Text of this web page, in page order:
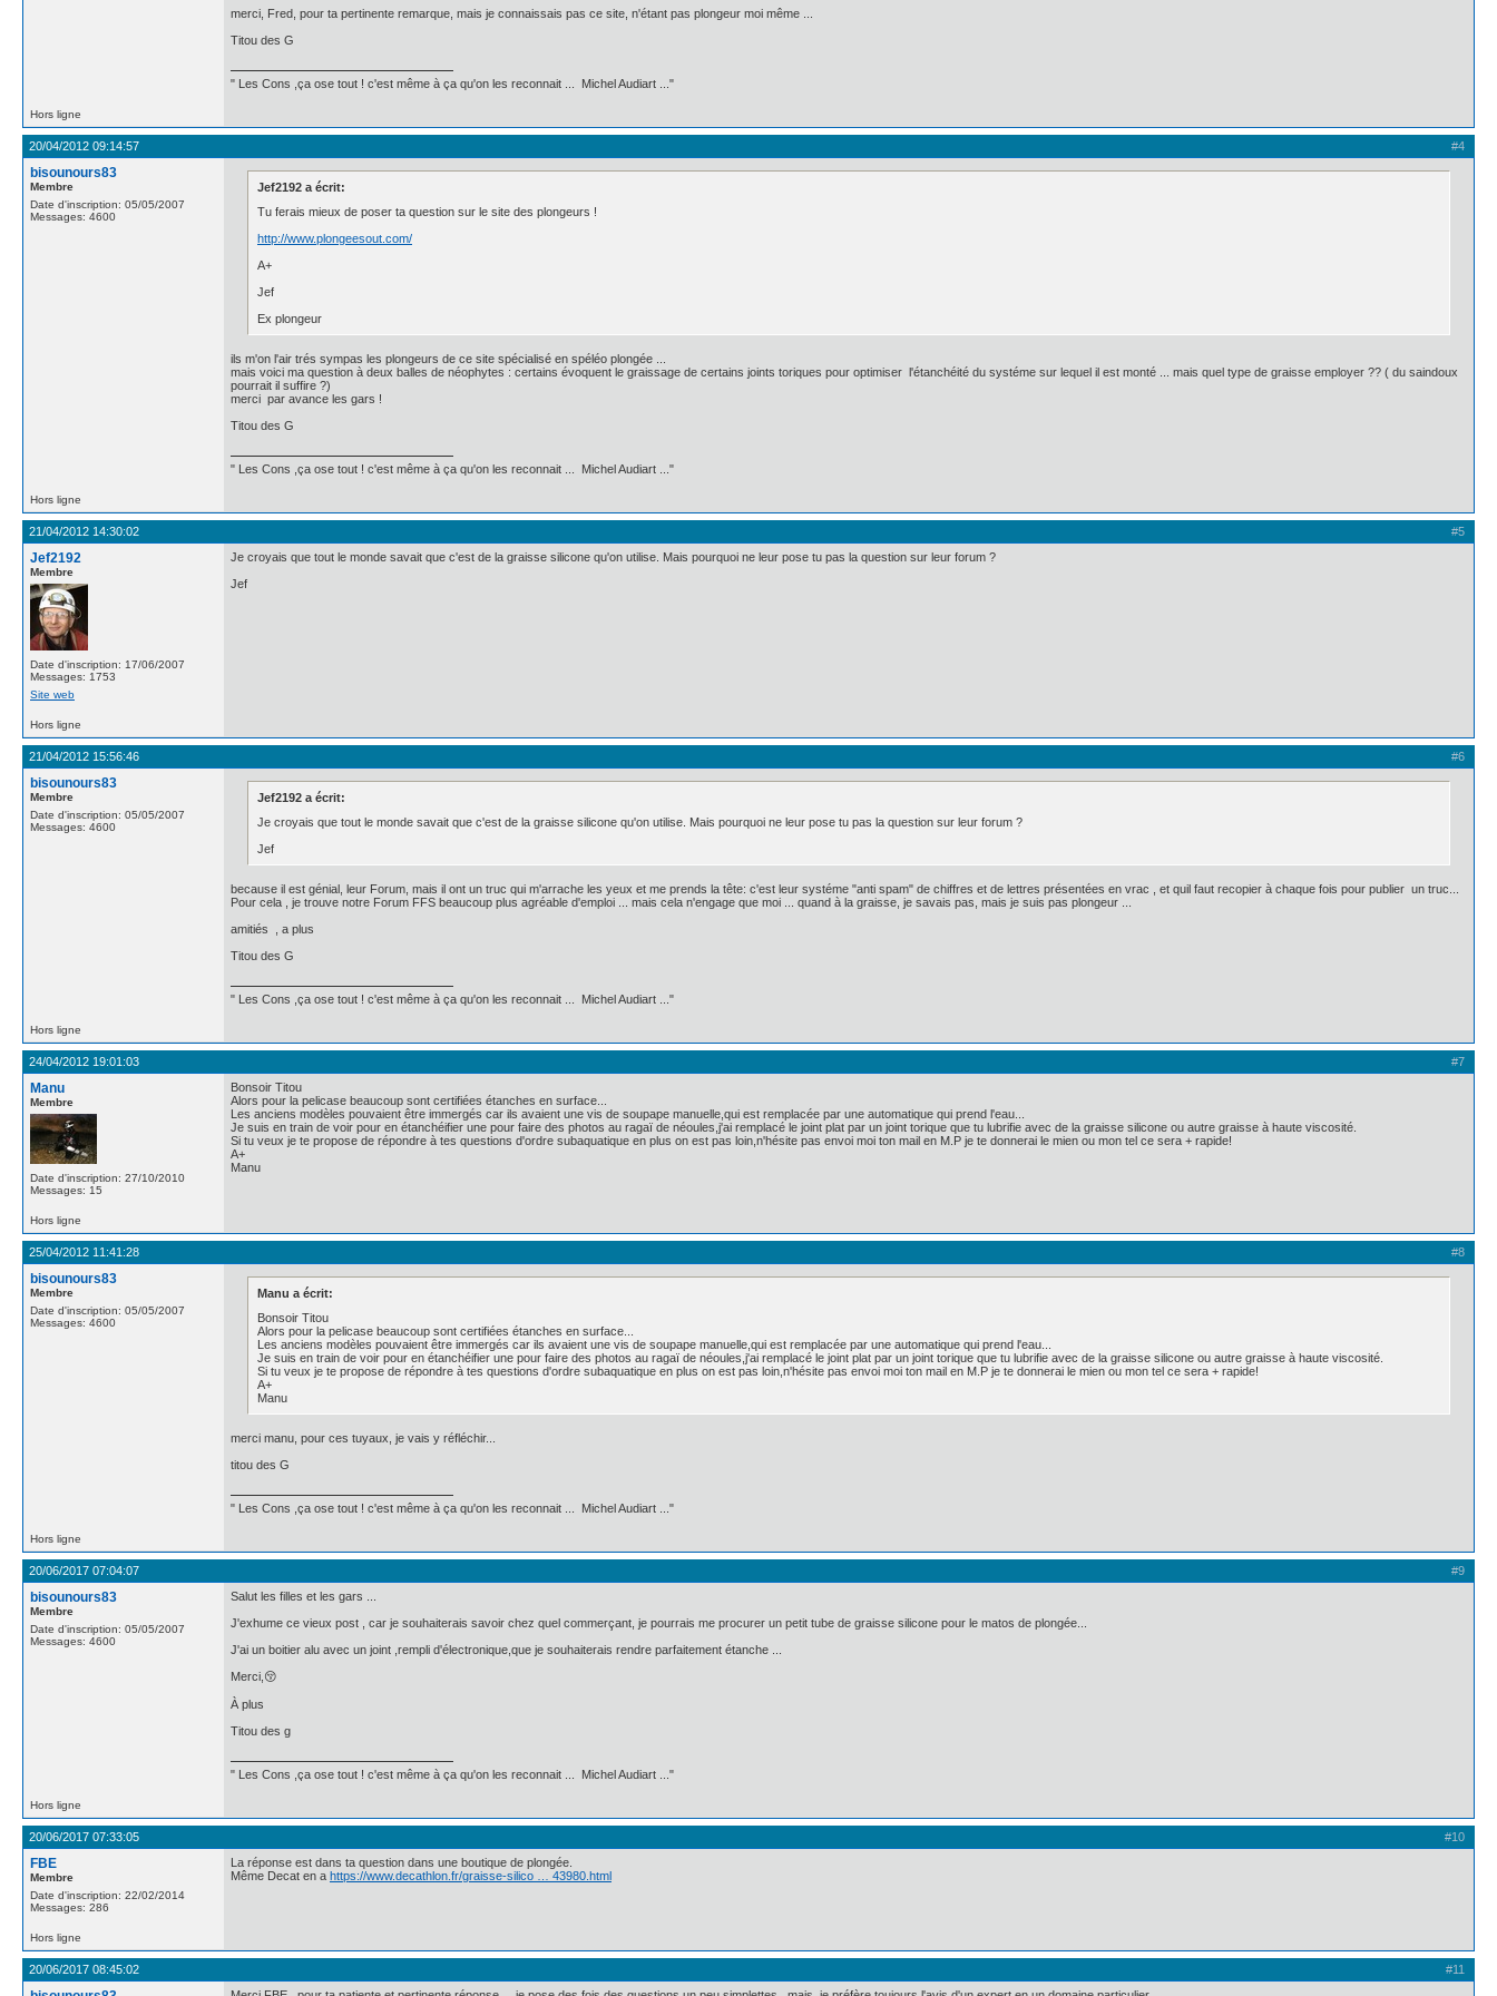
merci, Fred, pour ta pertinente remarque, mais je connaissais pas ce site, n'étant pas plongeur moi même ...
Titou des G
" Les Cons ,ça ose tout ! c'est même à ça qu'on les reconnait ... Michel Audiart ..."
Hors ligne
#4
20/04/2012 09:14:57
bisounours83
Membre
Date d'inscription: 05/05/2007
Messages: 4600
Jef2192 a écrit:
Tu ferais mieux de poser ta question sur le site des plongeurs !
http://www.plongeesout.com/
A+
Jef
Ex plongeur
ils m'on l'air trés sympas les plongeurs de ce site spécialisé en spéléo plongée ...
mais voici ma question à deux balles de néophytes : certains évoquent le graissage de certains joints toriques pour optimiser l'étanchéité du systéme sur lequel il est monté ... mais quel type de graisse employer ?? ( du saindoux
pourrait il suffire ?)
merci par avance les gars !
Titou des G
" Les Cons ,ça ose tout ! c'est même à ça qu'on les reconnait ... Michel Audiart ..."
Hors ligne
#5
21/04/2012 14:30:02
Jef2192
Membre
Date d'inscription: 17/06/2007
Messages: 1753
Site web
Je croyais que tout le monde savait que c'est de la graisse silicone qu'on utilise. Mais pourquoi ne leur pose tu pas la question sur leur forum ?
Jef
Hors ligne
#6
21/04/2012 15:56:46
bisounours83
Membre
Date d'inscription: 05/05/2007
Messages: 4600
Jef2192 a écrit:
Je croyais que tout le monde savait que c'est de la graisse silicone qu'on utilise. Mais pourquoi ne leur pose tu pas la question sur leur forum ?
Jef
because il est génial, leur Forum, mais il ont un truc qui m'arrache les yeux et me prends la tête: c'est leur systéme "anti spam" de chiffres et de lettres présentées en vrac , et quil faut recopier à chaque fois pour publier un truc...
Pour cela , je trouve notre Forum FFS beaucoup plus agréable d'emploi ... mais cela n'engage que moi ... quand à la graisse, je savais pas, mais je suis pas plongeur ...
amitiés , a plus
Titou des G
" Les Cons ,ça ose tout ! c'est même à ça qu'on les reconnait ... Michel Audiart ..."
Hors ligne
#7
24/04/2012 19:01:03
Manu
Membre
Date d'inscription: 27/10/2010
Messages: 15
Bonsoir Titou
Alors pour la pelicase beaucoup sont certifiées étanches en surface...
Les anciens modèles pouvaient être immergés car ils avaient une vis de soupape manuelle,qui est remplacée par une automatique qui prend l'eau...
Je suis en train de voir pour en étanchéifier une pour faire des photos au ragaï de néoules,j'ai remplacé le joint plat par un joint torique que tu lubrifie avec de la graisse silicone ou autre graisse à haute viscosité.
Si tu veux je te propose de répondre à tes questions d'ordre subaquatique en plus on est pas loin,n'hésite pas envoi moi ton mail en M.P je te donnerai le mien ou mon tel ce sera + rapide!
A+
Manu
Hors ligne
#8
25/04/2012 11:41:28
bisounours83
Membre
Date d'inscription: 05/05/2007
Messages: 4600
Manu a écrit:
Bonsoir Titou
Alors pour la pelicase beaucoup sont certifiées étanches en surface...
Les anciens modèles pouvaient être immergés car ils avaient une vis de soupape manuelle,qui est remplacée par une automatique qui prend l'eau...
Je suis en train de voir pour en étanchéifier une pour faire des photos au ragaï de néoules,j'ai remplacé le joint plat par un joint torique que tu lubrifie avec de la graisse silicone ou autre graisse à haute viscosité.
Si tu veux je te propose de répondre à tes questions d'ordre subaquatique en plus on est pas loin,n'hésite pas envoi moi ton mail en M.P je te donnerai le mien ou mon tel ce sera + rapide!
A+
Manu
merci manu, pour ces tuyaux, je vais y réfléchir...
titou des G
" Les Cons ,ça ose tout ! c'est même à ça qu'on les reconnait ... Michel Audiart ..."
Hors ligne
#9
20/06/2017 07:04:07
bisounours83
Membre
Date d'inscription: 05/05/2007
Messages: 4600
Salut les filles et les gars ...
J'exhume ce vieux post , car je souhaiterais savoir chez quel commerçant, je pourrais me procurer un petit tube de graisse silicone pour le matos de plongée...
J'ai un boitier alu avec un joint ,rempli d'électronique,que je souhaiterais rendre parfaitement étanche ...
Merci,😚
À plus
Titou des g
" Les Cons ,ça ose tout ! c'est même à ça qu'on les reconnait ... Michel Audiart ..."
Hors ligne
#10
20/06/2017 07:33:05
FBE
Membre
Date d'inscription: 22/02/2014
Messages: 286
La réponse est dans ta question dans une boutique de plongée.
Même Decat en a https://www.decathlon.fr/graisse-silico … 43980.html
Hors ligne
#11
20/06/2017 08:45:02